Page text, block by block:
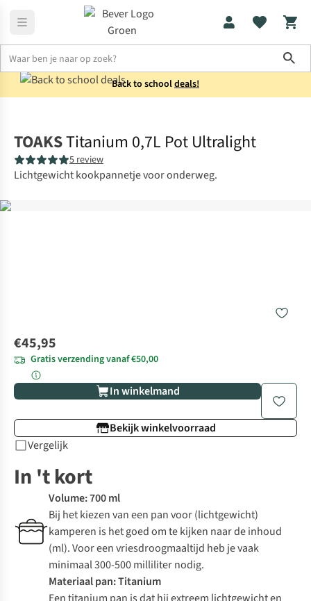
Back to schooldeals!
TOAKSTitanium 0,7L Pot Ultralight
5 review
Lichtgewicht kookpannetje voor onderweg.
€45,95
Gratis verzending vanaf €50,00
In winkelmand
Bekijk winkelvoorraad
Vergelijk
In 't kort
Volume: 700 ml
Bij het kiezen van een pan voor (lichtgewicht)
kamperen is het goed om te kijken naar de inhoud
(ml). Voor een vriesdroogmaaltijd heb je vaak
minimaal 300-500 milliliter nodig.
Materiaal pan: Titanium